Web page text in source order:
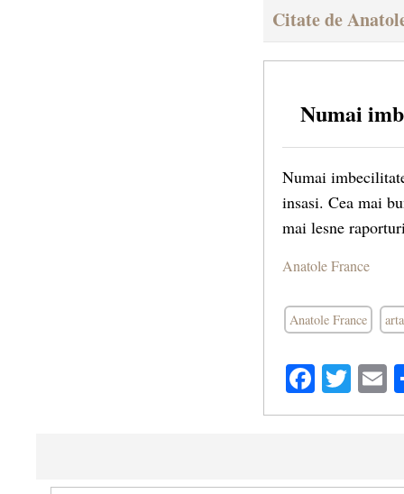
Citate de
Numai
Numai
insasi. Cea mai
mai lesne
Anatole France
Anatole France arta